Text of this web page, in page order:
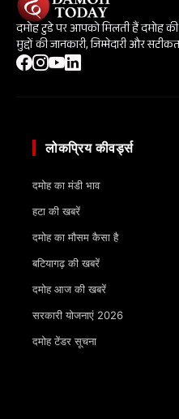
दमोह टुडे पर आपको मिलती हैं दमोह
मुद्दों की जानकारी, जिम्मेदारी और
लोकप्रिय कीवर्ड्स
दमोह का मंडी भाव
हटा की खबरें
दमोह का मौसम कैसा है
बटियागढ़ की खबरें
दमोह आज की खबरें
सरकारी योजनाएं 2026
दमोह टेंडर सूचना